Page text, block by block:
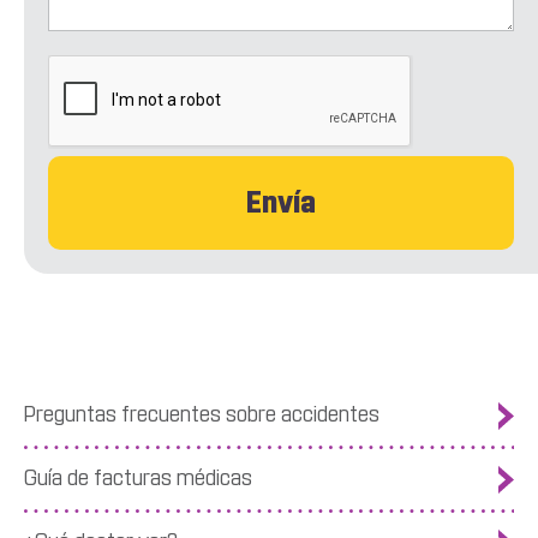
Preguntas frecuentes sobre accidentes
Guía de facturas médicas